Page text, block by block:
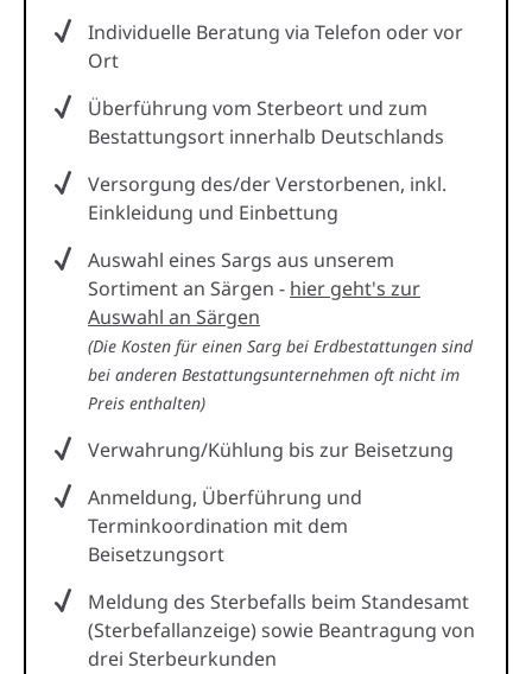
Individuelle Beratung via Telefon oder vor
Ort
Überführung vom Sterbeort und zum
Bestattungsort innerhalb Deutschlands
Versorgung des/der Verstorbenen, inkl.
Einkleidung und Einbettung
Auswahl eines Sargs aus unserem
Sortiment an Särgen - hier geht's zur
Auswahl an Särgen
(Die Kosten für einen Sarg bei Erdbestattungen sind
bei anderen Bestattungsunternehmen oft nicht im
Preis enthalten)
Verwahrung/Kühlung bis zur Beisetzung
Anmeldung, Überführung und
Terminkoordination mit dem
Beisetzungsort
Meldung des Sterbefalls beim Standesamt
(Sterbefallanzeige) sowie Beantragung von
drei Sterbeurkunden